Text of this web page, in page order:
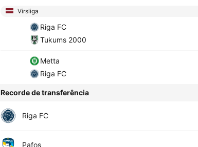
Virsliga
Riga FC
Tukums 2000
Metta
Riga FC
Recorde de transferência
Riga FC
Pafos